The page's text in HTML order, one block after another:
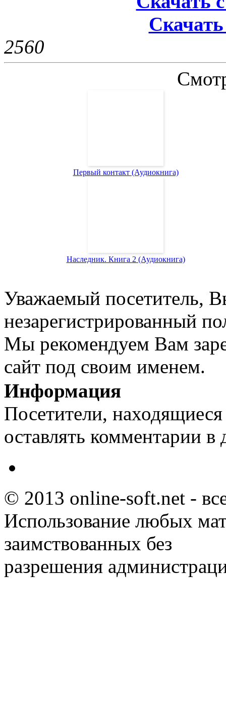
2560
Первый контакт (Аудиокнига)
Наследник. Книга 2 (Аудиокнига)
Уважаемый посетитель,
незарегистрированный
Мы рекомендуем Вам
сайт под своим именем.
Информация
Посетители,
оставлять комментарии в
© 2013 online-soft.net -
Использование любых
заимствованных без
разрешения